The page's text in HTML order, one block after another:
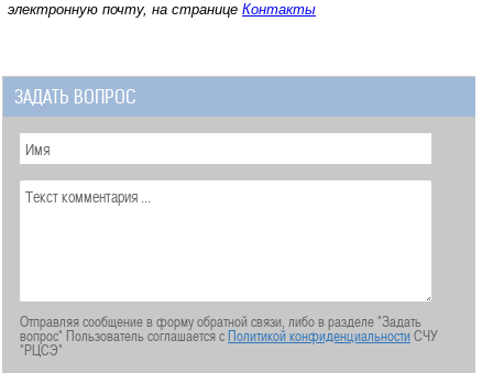
электронную почту, на странице Контакты
ЗАДАТЬ ВОПРОС
Отправляя сообщение в форму обратной связи, либо в разделе "Задать
вопрос" Пользователь соглашается сПолитикой конфиденциальностиСЧУ
"РЦСЭ"